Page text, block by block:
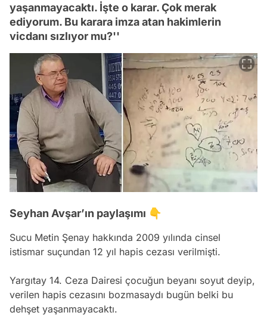
yaşanmayacaktı. İşte o karar. Çok merak
ediyorum. Bu karara imza atan hakimlerin
vicdanı sızlıyor mu?''
Seyhan Avşar’ın paylaşımı 👇
Sucu Metin Şenay hakkında 2009 yılında cinsel
istismar suçundan 12 yıl hapis cezası verilmişti.
Yargıtay 14. Ceza Dairesi çocuğun beyanı soyut deyip,
verilen hapis cezasını bozmasaydı bugün belki bu
dehşet yaşanmayacaktı.